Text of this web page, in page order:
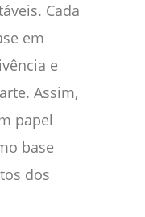
Cada
em
e
Assim,
papel
base
dos